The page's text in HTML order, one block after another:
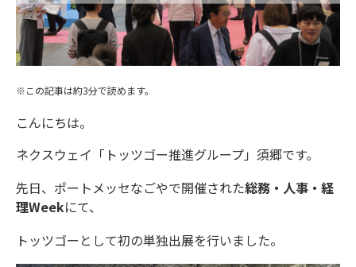
※この記事は約3分で読めます。
こんにちは。
ネクスウェイ「トッツゴー推進グループ」須郷です。
先日、ポートメッセなごやで開催された総務・人事・経
理Weekにて、
トッツゴーとして初の単独出展を行いました。